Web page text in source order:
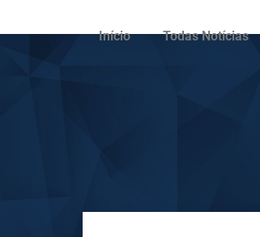
Início Todas Notícias